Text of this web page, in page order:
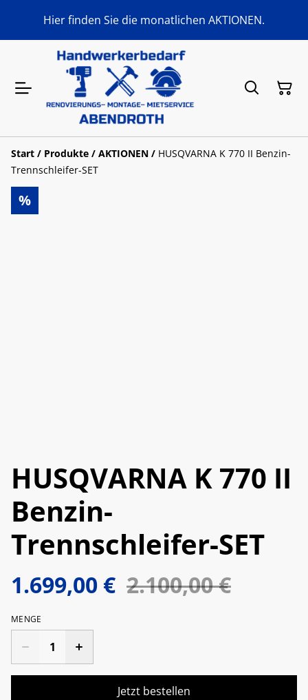
Hier finden Sie die monatlichen AKTIONEN.
Start / Produkte / AKTIONEN / HUSQVARNA K 770 II Benzin-
Trennschleifer-SET
%
HUSQVARNA K 770 II
Benzin-
Trennschleifer-SET
1.699,00 € 2.100,00 €
MENGE
Jetzt bestellen